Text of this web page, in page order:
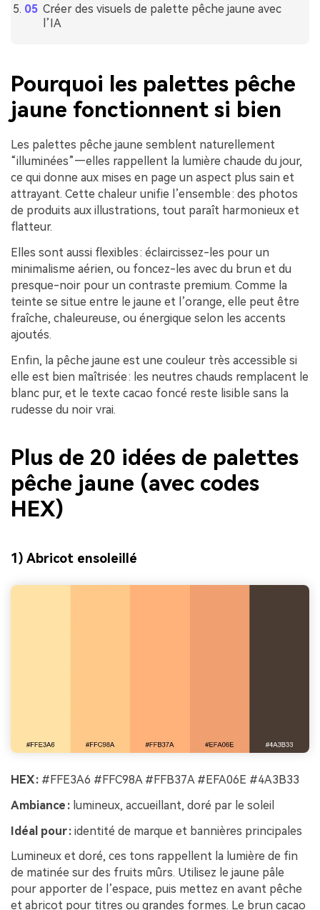
Créer des visuels de palette pêche jaune avec
l’IA
Pourquoi les palettes pêche
jaune fonctionnent si bien
Les palettes pêche jaune semblent naturellement
“illuminées”—elles rappellent la lumière chaude du jour,
ce qui donne aux mises en page un aspect plus sain et
attrayant. Cette chaleur unifie l’ensemble : des photos
de produits aux illustrations, tout paraît harmonieux et
flatteur.
Elles sont aussi flexibles : éclaircissez-les pour un
minimalisme aérien, ou foncez-les avec du brun et du
presque-noir pour un contraste premium. Comme la
teinte se situe entre le jaune et l’orange, elle peut être
fraîche, chaleureuse, ou énergique selon les accents
ajoutés.
Enfin, la pêche jaune est une couleur très accessible si
elle est bien maîtrisée : les neutres chauds remplacent le
blanc pur, et le texte cacao foncé reste lisible sans la
rudesse du noir vrai.
Plus de 20 idées de palettes
pêche jaune (avec codes
HEX)
1) Abricot ensoleillé
HEX : #FFE3A6 #FFC98A #FFB37A #EFA06E #4A3B33
Ambiance : lumineux, accueillant, doré par le soleil
Idéal pour : identité de marque et bannières principales
Lumineux et doré, ces tons rappellent la lumière de fin
de matinée sur des fruits mûrs. Utilisez le jaune pâle
pour apporter de l’espace, puis mettez en avant pêche
et abricot pour titres ou grandes formes. Le brun cacao